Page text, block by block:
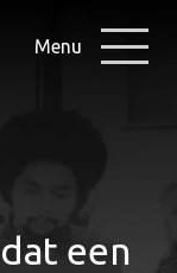
Menu
een